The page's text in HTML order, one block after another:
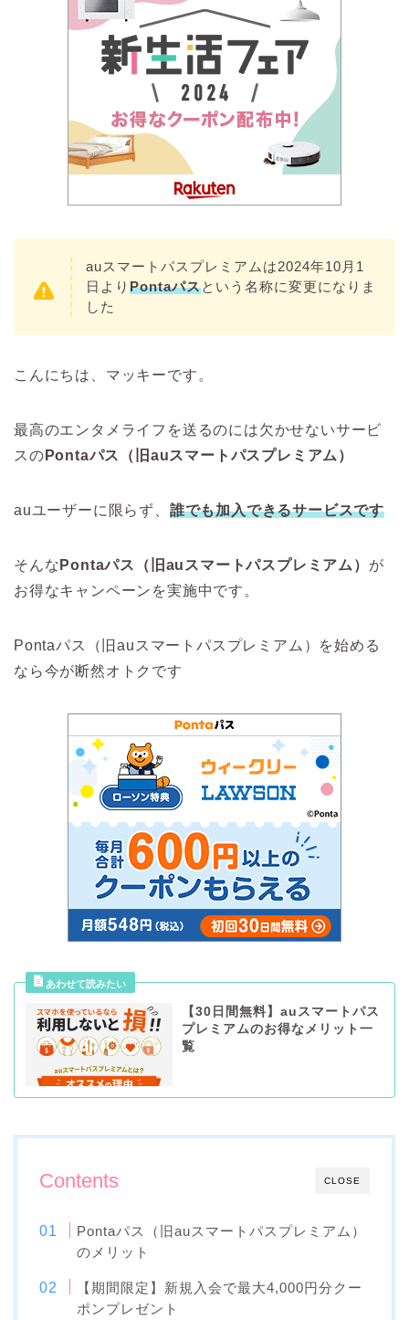
auスマートパスプレミアムは2024年10月1
日より Pontaパスという名称に変更になりま
した
こんにちは、マッキーです。
最高のエンタメライフを送るのには欠かせないサービ
スの Pontaパス（旧auスマートパスプレミアム）
auユーザーに限らず、 誰でも加入できるサービスです
そんな Pontaパス（旧auスマートパスプレミアム） が
お得なキャンペーンを実施中です。
Pontaパス（旧auスマートパスプレミアム）を始める
なら今が断然オトクです
【30日間無料】auスマートパス
プレミアムのお得なメリット一
覧
CLOSE
Contents
Pontaパス（旧auスマートパスプレミアム）
のメリット
【期間限定】新規入会で最大4,000円分クー
ポンプレゼント